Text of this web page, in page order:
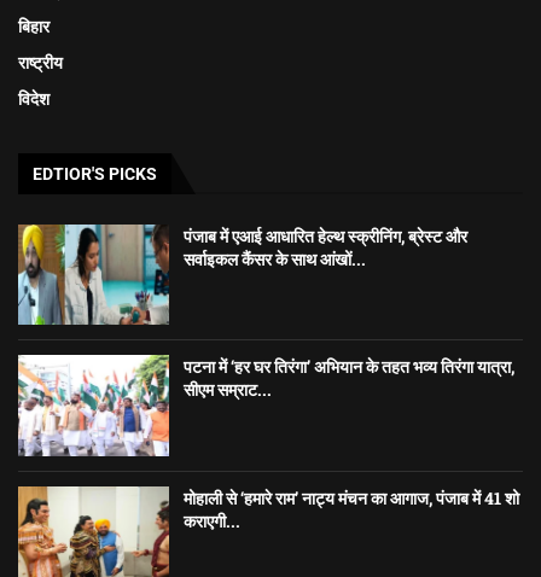
बिहार
राष्ट्रीय
विदेश
EDTIOR'S PICKS
पंजाब में एआई आधारित हेल्थ स्क्रीनिंग, ब्रेस्ट और
सर्वाइकल कैंसर के साथ आंखों...
पटना में ‘हर घर तिरंगा’ अभियान के तहत भव्य तिरंगा यात्रा,
सीएम सम्राट...
मोहाली से ‘हमारे राम’ नाट्य मंचन का आगाज, पंजाब में 41 शो
कराएगी...